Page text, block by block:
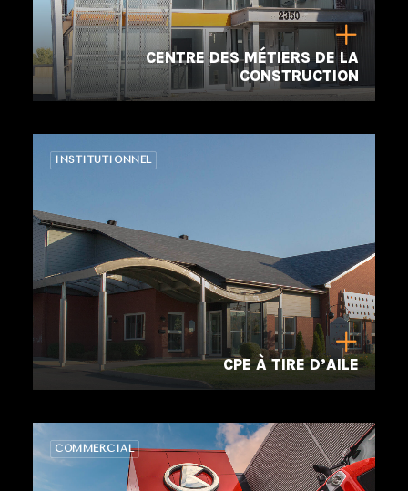
CENTRE DES MÉTIERS DE LA
CONSTRUCTION
INSTITUTIONNEL
CPE À TIRE D’AILE
COMMERCIAL